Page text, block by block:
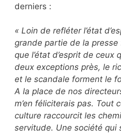
derniers :
« Loin de refléter l’état
grande partie de la
que l’état d’esprit de ceux
deux exceptions près, le
et le scandale forment le
A la place de nos
m’en féliciterais pas. Tout
culture raccourcit les
servitude. Une société qui